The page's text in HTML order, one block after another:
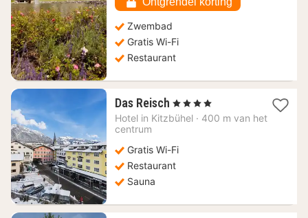
Zwembad
Gratis Wi-Fi
Restaurant
Das Reisch 1
nacht
€
, 4 Sterren
Hotel in Kitzbühel · 400 m van het
centrum
Gratis Wi-Fi
Restaurant
Sauna